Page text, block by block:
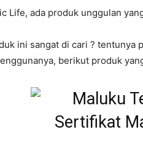
Life, ada produk unggulan
ini sangat di cari ? tentunya
berikut produk